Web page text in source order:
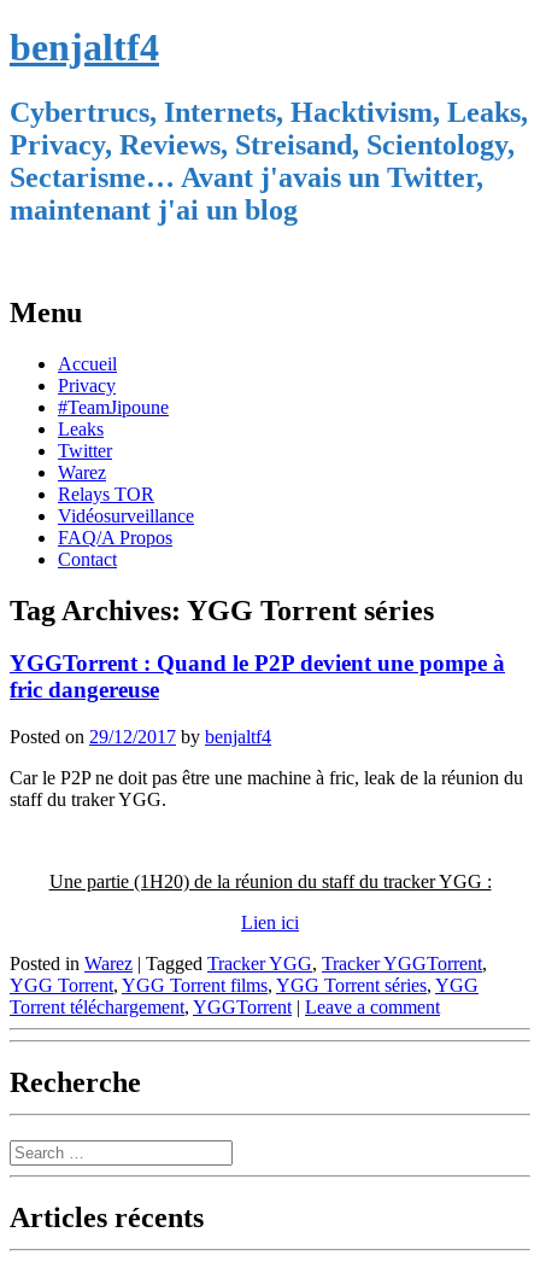
benjaltf4
Cybertrucs, Internets, Hacktivism, Leaks,
Privacy, Reviews, Streisand, Scientology,
Sectarisme… Avant j'avais un Twitter,
maintenant j'ai un blog
Menu
Skip
content
Accueil
Privacy
#TeamJipoune
Leaks
Twitter
Warez
Relays TOR
Vidéosurveillance
FAQ/A Propos
Contact
Tag Archives: YGG Torrent séries
YGGTorrent : Quand le P2P devient une pompe à
fric dangereuse
Posted on 29/12/2017 by benjaltf4
Car le P2P ne doit pas être une machine à fric, leak de la réunion du
staff du traker YGG.
Une partie (1H20) de la réunion du staff du tracker YGG :
Lien ici
Posted in Warez | Tagged Tracker YGG, Tracker YGGTorrent,
YGG Torrent, YGG Torrent films, YGG Torrent séries, YGG
Torrent téléchargement, YGGTorrent | Leave a comment
Recherche
Search
Articles récents